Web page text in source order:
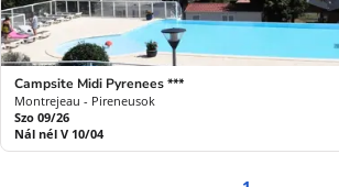
Campsite Midi Pyrenees ***
Montrejeau - Pireneusok
Szo 09/26
Nál nél V 10/04